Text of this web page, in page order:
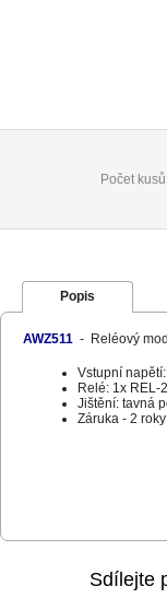
Počet
Popis
AWZ511 - Reléový
Vstupní
Relé: 1x REL-
Jištění: tavná
Záruka - 2
Sdílejte